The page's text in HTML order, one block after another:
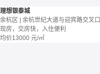
理想银泰城
余杭区 | 余杭世纪大道与迎宾路交叉口
现房，交房快，入住便利
均价13000 元/㎡